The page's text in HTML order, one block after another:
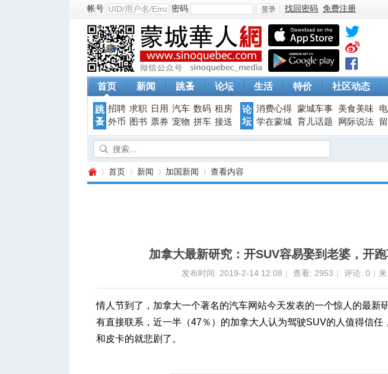
帐号 密码
登
录
找回密码 免费注册
首页 新闻 跳蚤 论坛 生活 特价 社区动态
跳
蚤
招聘 求职 日用 汽车 数码 租房
外币
图书 票券 宠物 拼车 接送
论
坛
消费心得 蒙城车事 美食美味
学在蒙城 育儿话题 网际说法
首页 新闻 加国新闻 查看内容
加拿大最新研究：开SUV容易娶到老婆，开
发布时间: 2019-2-14 12:08 | 查看: 2953 | 评论: 0 |
情人节到了，加拿大一个著名的汽车网站今天发表的一个惊人的最新
有直接联系，近一半（47％）的加拿大人认为驾驶SUV的人值得信任
和皮卡的就悲剧了。